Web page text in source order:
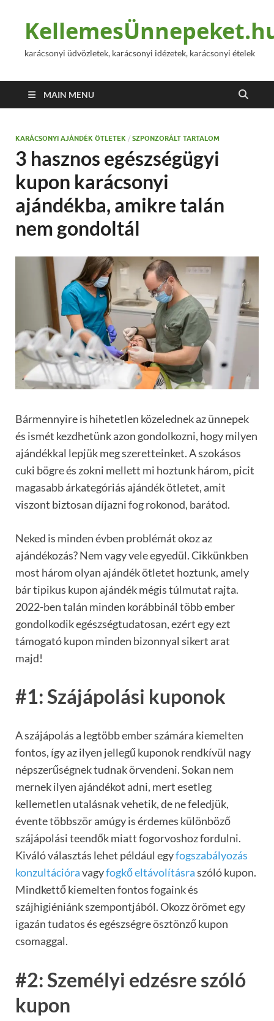
karácsonyi üdvözletek, karácsonyi idézetek, karácsonyi ételek
MAIN MENU
KARÁCSONYI AJÁNDÉK ÖTLETEK / SZPONZORÁLT TARTALOM
3 hasznos egészségügyi
kupon karácsonyi
ajándékba, amikre talán
nem gondoltál
Bármennyire is hihetetlen közelednek az ünnepek
és ismét kezdhetünk azon gondolkozni, hogy milyen
ajándékkal lepjük meg szeretteinket. A szokásos
cuki bögre és zokni mellett mi hoztunk három, picit
magasabb árkategóriás ajándék ötletet, amit
viszont biztosan díjazni fog rokonod, barátod.
Neked is minden évben problémát okoz az
ajándékozás? Nem vagy vele egyedül. Cikkünkben
most három olyan ajándék ötletet hoztunk, amely
bár tipikus kupon ajándék mégis túlmutat rajta.
2022-ben talán minden korábbinál több ember
gondolkodik egészségtudatosan, ezért egy ezt
támogató kupon minden bizonnyal sikert arat
majd!
#1: Szájápolási kuponok
A szájápolás a legtöbb ember számára kiemelten
fontos, így az ilyen jellegű kuponok rendkívül nagy
népszerűségnek tudnak örvendeni. Sokan nem
mernek ilyen ajándékot adni, mert esetleg
kellemetlen utalásnak vehetik, de ne feledjük,
évente többször amúgy is érdemes különböző
szájápolási teendők miatt fogorvoshoz fordulni.
Kiváló választás lehet például egyfogszabályozás
konzultációravagyfogkő eltávolításraszóló kupon.
Mindkettő kiemelten fontos fogaink és
szájhigiéniánk szempontjából. Okozz örömet egy
igazán tudatos és egészségre ösztönző kupon
csomaggal.
#2: Személyi edzésre szóló
kupon